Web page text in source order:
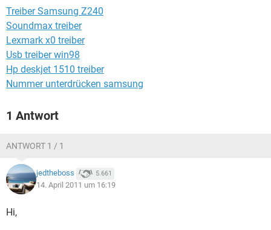
Treiber Samsung Z240
Soundmax treiber
Lexmark x0 treiber
Usb treiber win98
Hp deskjet 1510 treiber
Nummer unterdrücken samsung
1 Antwort
ANTWORT 1 / 1
jedtheboss 5.661
14. April 2011 um 16:19
Hi,